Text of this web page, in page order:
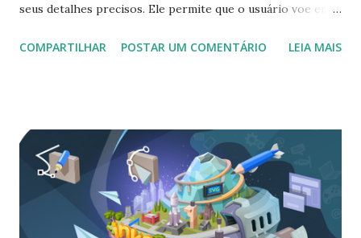
seus detalhes precisos. Ele permite que o usuário voe em
combate em muitas faixas. A última versão disponível é
Elementary OS e sistemas derivados, execute: $ sudo add-
apt-repository ppa:saiarcot895/flightgear $ sudo apt-get
update $ sudo apt-get install flightgear
COMPARTILHAR POSTAR UM COMENTÁRIO LEIA MAIS